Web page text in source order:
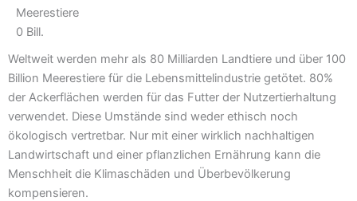
Meerestiere
0 Bill.
Weltweit werden mehr als 80 Milliarden Landtiere und über 100
Billion Meerestiere für die Lebensmittelindustrie getötet. 80%
der Ackerflächen werden für das Futter der Nutzertierhaltung
verwendet. Diese Umstände sind weder ethisch noch
ökologisch vertretbar. Nur mit einer wirklich nachhaltigen
Landwirtschaft und einer pflanzlichen Ernährung kann die
Menschheit die Klimaschäden und Überbevölkerung
kompensieren.